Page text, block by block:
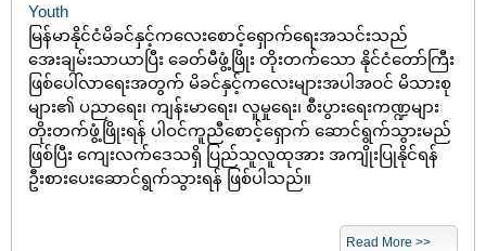
Youth
မြန်မာနိုင်ငံမိခင်နှင့်ကလေးစောင့်ရှောက်ရေးအသင်းသည်
အေးချမ်းသာယာပြီး ခေတ်မီဖွံ့ဖြိုး တိုးတက်သော နိုင်ငံတော်ကြီး
ဖြစ်ပေါ်လာရေးအတွက် မိခင်နှင့်ကလေးများအပါအဝင် မိသားစု
များ၏ ပညာရေး၊ ကျန်းမာရေး၊ လူမှုရေး၊ စီးပွားရေးကဏ္ဍများ
တိုးတက်ဖွံ့ဖြိုးရန် ပါဝင်ကူညီစောင့်ရှောက် ဆောင်ရွက်သွားမည်
ဖြစ်ပြီး ကျေးလက်ဒေသရှိ ပြည်သူလူထုအား အကျိုးပြုနိုင်ရန်
ဦးစားပေးဆောင်ရွက်သွားရန် ဖြစ်ပါသည်။
Read More >>